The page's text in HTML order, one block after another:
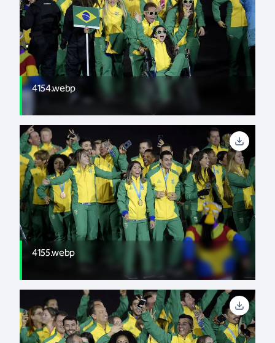
4154.webp
4155.webp